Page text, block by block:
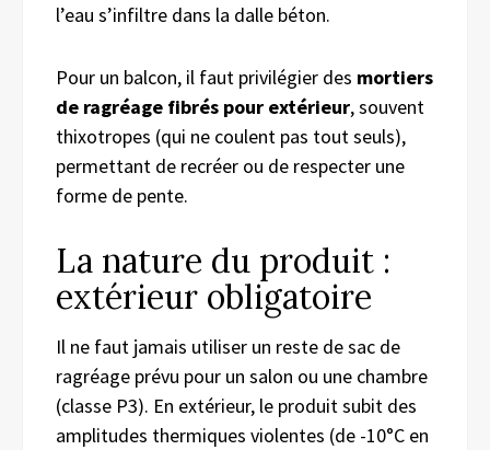
l’eau s’infiltre dans la dalle béton.
Pour un balcon, il faut privilégier des mortiers
de ragréage fibrés pour extérieur, souvent
thixotropes (qui ne coulent pas tout seuls),
permettant de recréer ou de respecter une
forme de pente.
La nature du produit :
extérieur obligatoire
Il ne faut jamais utiliser un reste de sac de
ragréage prévu pour un salon ou une chambre
(classe P3). En extérieur, le produit subit des
amplitudes thermiques violentes (de -10°C en